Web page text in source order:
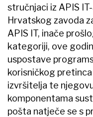
stručnjaci iz APIS
Hrvatskog zavoda
APIS IT, inače
kategoriji, ove
uspostave
korisničkog
izvršitelja te
komponentama
pošta natječe se s